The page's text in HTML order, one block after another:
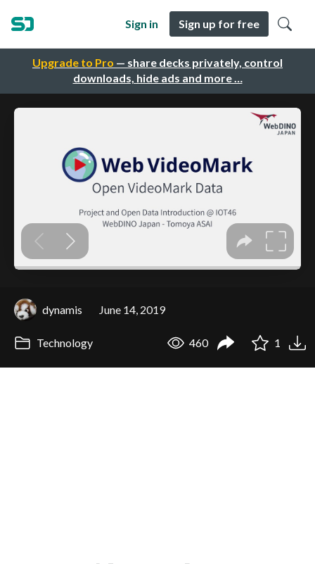
Upgrade to Pro — share decks privately, control
downloads, hide ads and more …
Sign in Sign up for free
dynamis June 14, 2019
Technology 460 1